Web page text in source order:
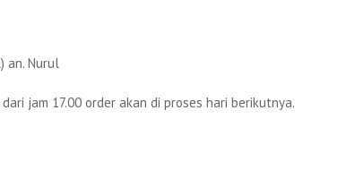
an. Nurul
jam 17.00 order akan di proses hari berikutnya.